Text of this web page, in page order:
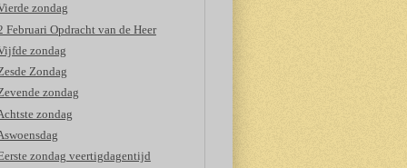
zondag
Februari Opdracht van de Heer
zondag
Zondag
zondag
zondag
zondag veertigdagentijd